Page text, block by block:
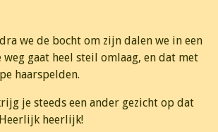
we de bocht om zijn dalen we in een
weg gaat heel steil omlaag, en dat met
haarspelden.
je steeds een ander gezicht op dat
heerlijk!